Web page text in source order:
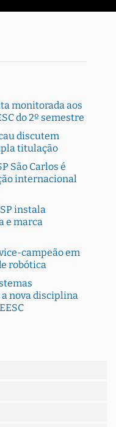
monitorada aos
do 2º semestre
discutem
titulação
São Carlos é
internacional
instala
e marca
campeão em
robótica
nova disciplina